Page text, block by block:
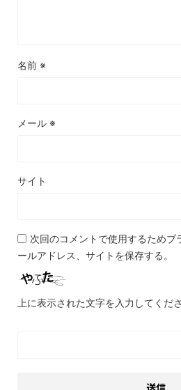
名前 ※
メール ※
サイト
次回のコメントで使用するためブ
ールアドレス、サイトを保存する。
上に表示された文字を入力してくださ